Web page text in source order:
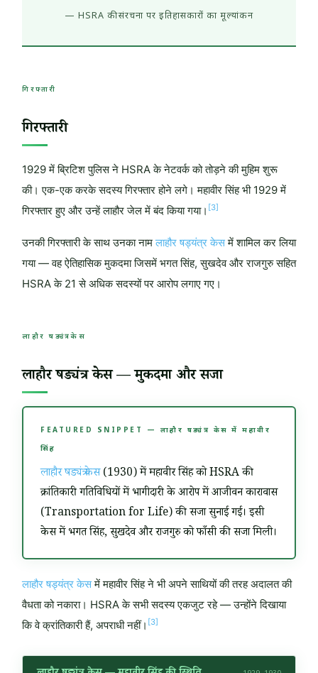
— HSRA की संरचना पर इतिहासकारों का मूल्यांकन
गिरफ्तारी
गिरफ्तारी
1929 में ब्रिटिश पुलिस ने HSRA के नेटवर्क को तोड़ने की मुहिम शुरू
की। एक-एक करके सदस्य गिरफ्तार होने लगे। महावीर सिंह भी 1929 में
गिरफ्तार हुए और उन्हें लाहौर जेल में बंद किया गया। [3]
उनकी गिरफ्तारी के साथ उनका नामलाहौर षड्यंत्र केसमें शामिल कर लिया
गया — वह ऐतिहासिक मुकदमा जिसमें भगत सिंह, सुखदेव और राजगुरु सहित
HSRA के 21 से अधिक सदस्यों पर आरोप लगाए गए।
लाहौर षड्यंत्र केस
लाहौर षड्यंत्र केस — मुकदमा और सजा
FEATURED SNIPPET — लाहौर षड्यंत्र केस में महावीर
सिंह
लाहौर षड्यंत्र केस(1930) में महावीर सिंह को HSRA की
क्रांतिकारी गतिविधियों में भागीदारी के आरोप में आजीवन कारावास
(Transportation for Life) की सजा सुनाई गई। इसी
केस में भगत सिंह, सुखदेव और राजगुरु को फाँसी की सजा मिली।
लाहौर षड्यंत्र केसमें महावीर सिंह ने भी अपने साथियों की तरह अदालत की
वैधता को नकारा। HSRA के सभी सदस्य एकजुट रहे — उन्होंने दिखाया
कि वे क्रांतिकारी हैं, अपराधी नहीं। [3]